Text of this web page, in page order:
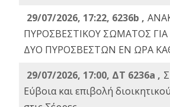
29/07/2026, 17:22, 6236b ,
ΠΥΡΟΣΒΕΣΤΙΚΟΥ ΣΩΜΑΤΟΣ
ΔΥΟ ΠΥΡΟΣΒΕΣΤΩΝ ΕΝ ΩΡΑ
29/07/2026, 17:00, ΔΤ 6236a ,
Εύβοια και επιβολή